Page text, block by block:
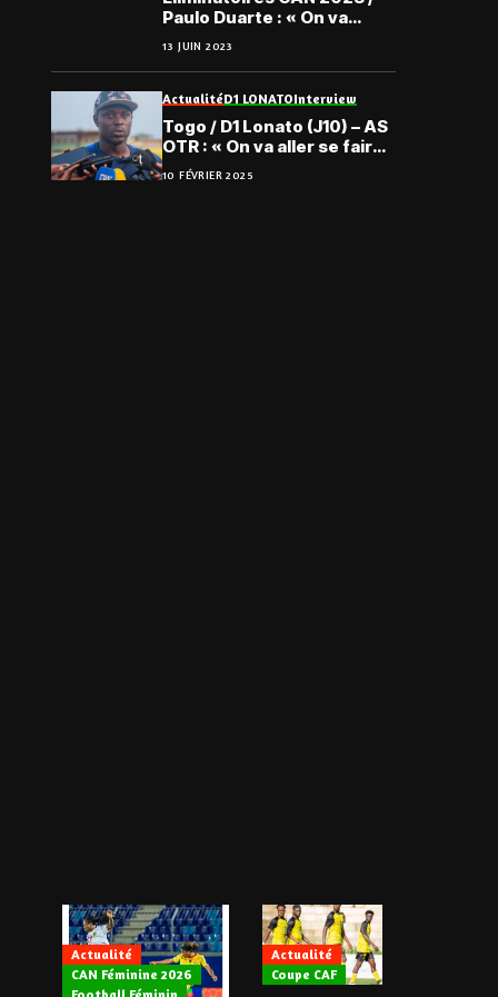
Paulo Duarte : « On va
donner l’opportunité à
d’autres joueurs »
13 JUIN 2023
ActualitéD1 LONATOInterview
Togo / D1 Lonato (J10) – AS
OTR : « On va aller se faire
valoir », Amedou
Nouroudine
10 FÉVRIER 2025
Actualité
CAN Féminine 2026
Actualité
Coupe CAF